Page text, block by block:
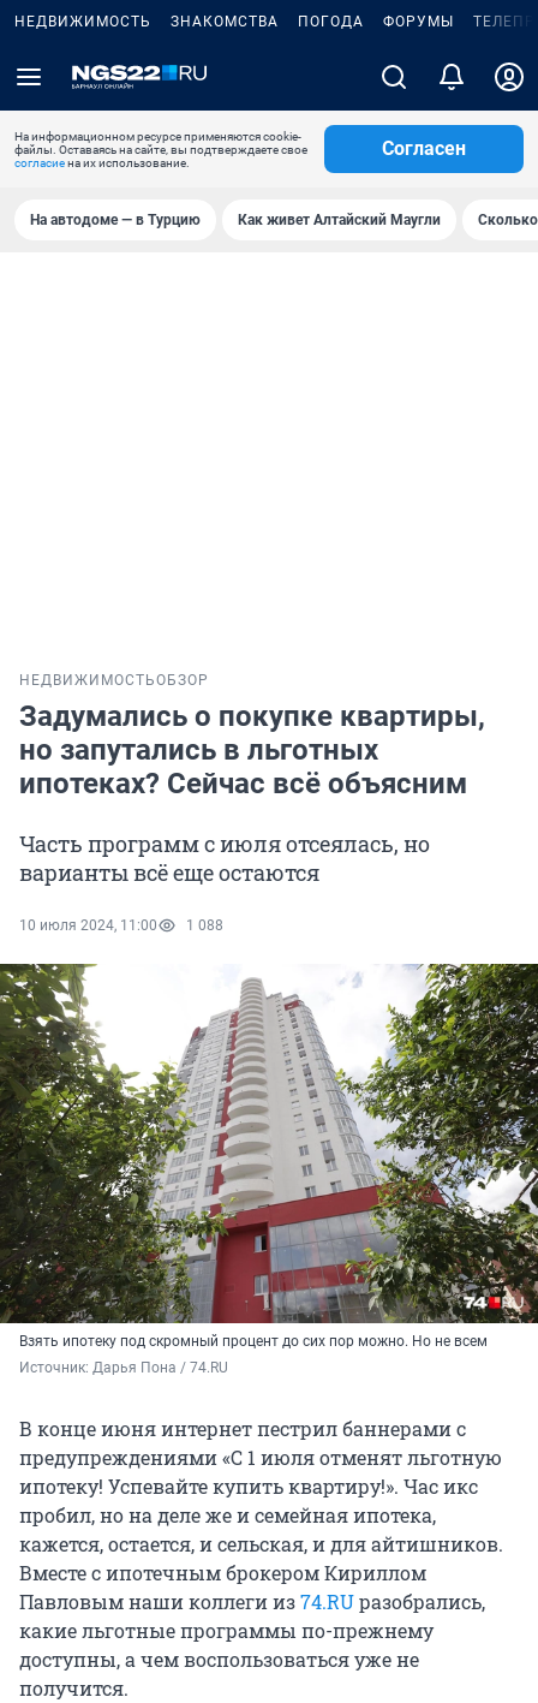
НЕДВИЖИМОСТЬ ЗНАКОМСТВА ПОГОДА ФОРУМЫ
На информационном ресурсе применяются cookie-
файлы. Оставаясь на сайте, вы подтверждаете свое
согласиена их использование.
Согласен
На автодоме — в Турцию Как живет Алтайский Маугли
НЕДВИЖИМОСТЬОБЗОР
Задумались о покупке квартиры,
но запутались в льготных
ипотеках? Сейчас всё объясним
Часть программ с июля отсеялась, но
варианты всё еще остаются
10 июля 2024, 11:00 1 088
Взять ипотеку под скромный процент до сих пор можно. Но не всем
Источник: Дарья Пона / 74.RU
В конце июня интернет пестрил баннерами с
предупреждениями «С 1 июля отменят льготную
ипотеку! Успевайте купить квартиру!». Час икс
пробил, но на деле же и семейная ипотека,
кажется, остается, и сельская, и для айтишников.
Вместе с ипотечным брокером Кириллом
Павловым наши коллеги из74.RUразобрались,
какие льготные программы по-прежнему
доступны, а чем воспользоваться уже не
получится.